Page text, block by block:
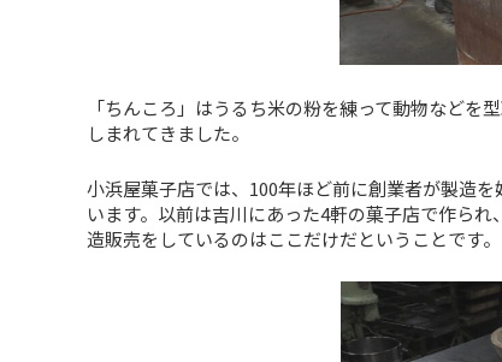
「ちんころ」はうるち米の粉を練って動物など
しまれてきました。
小浜屋菓子店では、100年ほど前に創業者が製造
います。以前は吉川にあった4軒の菓子店で作ら
造販売をしているのはここだけだということです。